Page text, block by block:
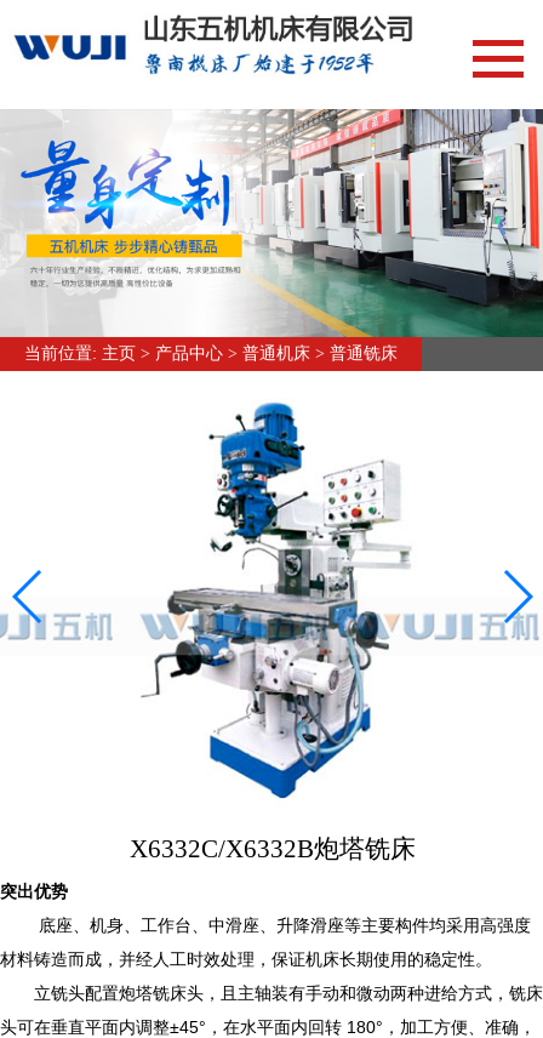
网站首页
新闻中心
加工中心编程/操作
行业资讯
常见问答
加工中心
摇臂钻床
金属带锯床
关于我们
联系我们
当前位置: 主页 > 产品中心 > 普通机床 > 普通铣床
X6332C/X6332B炮塔铣床
突出优势
底座、机身、工作台、中滑座、升降滑座等主要构件均采用高强度
材料铸造而成，并经人工时效处理，保证机床长期使用的稳定性。
立铣头配置炮塔铣床头，且主轴装有手动和微动两种进给方式，铣床
头可在垂直平面内调整±45°，在水平面内回转 180°，加工方便、准确，